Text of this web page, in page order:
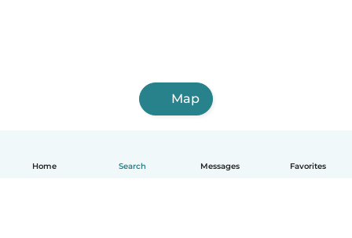
Home Search Messages Favorites
Map